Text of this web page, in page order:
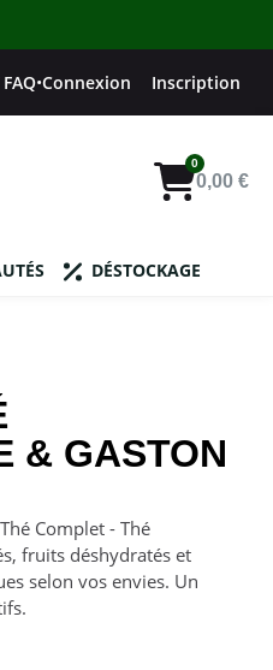
•Connexion Inscription
0,00 €
DÉSTOCKAGE
& GASTON
Complet - Thé
fruits déshydratés et
selon vos envies. Un